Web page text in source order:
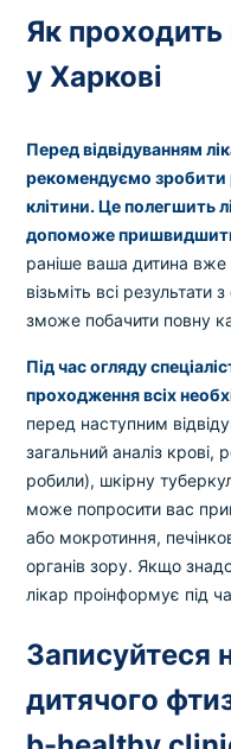
Як проходить
у Харкові
Перед відвідуванням
рекомендуємо зробити
клітини. Це полегшить
допоможе пришвидшити
раніше ваша дитина
візьміть всі
зможе побачити повну
Під час огляду
проходження всіх
перед наступним
загальний аналіз крові,
робили), шкірну
може попросити вас
або мокротиння,
органів зору. Якщо
лікар проінформує під
Записуйтеся
дитячого